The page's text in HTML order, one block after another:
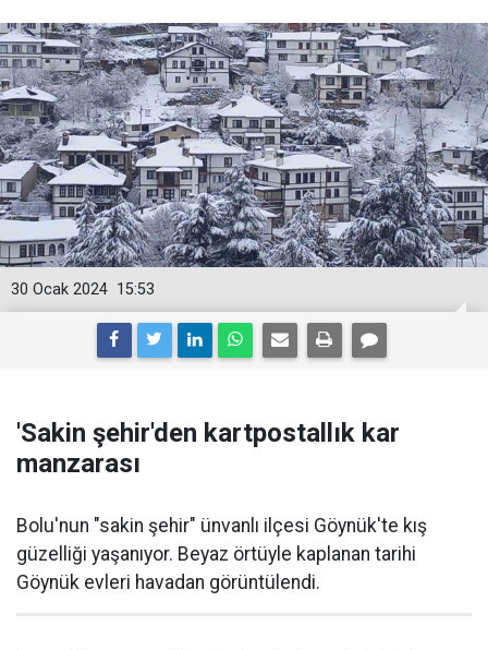
15:53
30 Ocak 2024
'Sakin şehir'den kartpostallık kar
manzarası
Bolu'nun "sakin şehir" ünvanlı ilçesi Göynük'te kış
güzelliği yaşanıyor. Beyaz örtüyle kaplanan tarihi
Göynük evleri havadan görüntülendi.